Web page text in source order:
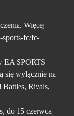
Więcej
sports-fc/fc-
EA SPORTS
wyłącznie na
Battles, Rivals,
do 15 czerwca